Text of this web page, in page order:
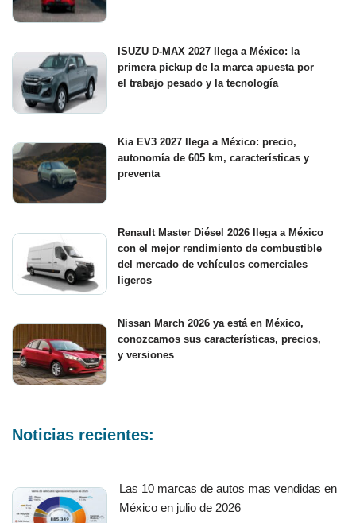
ISUZU D-MAX 2027 llega a México: la
primera pickup de la marca apuesta por
el trabajo pesado y la tecnología
Kia EV3 2027 llega a México: precio,
autonomía de 605 km, características y
preventa
Renault Master Diésel 2026 llega a México
con el mejor rendimiento de combustible
del mercado de vehículos comerciales
ligeros
Nissan March 2026 ya está en México,
conozcamos sus características, precios,
y versiones
Noticias recientes:
Las 10 marcas de autos mas vendidas en
México en julio de 2026